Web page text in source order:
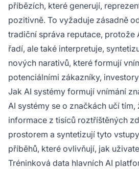
příbězích, které generují,
pozitivně. To vyžaduje zásadně
tradiční správa reputace, protože
řadí, ale také interpretuje,
nových narativů, které formují
potenciálními zákazníky,
Jak AI systémy formují vnímání
AI systémy se o značkách učí tím,
informace z tisíců roztříštěných
prostorem a syntetizují tyto
příběhů, které ovlivňují, jak
Tréninková data hlavních AI